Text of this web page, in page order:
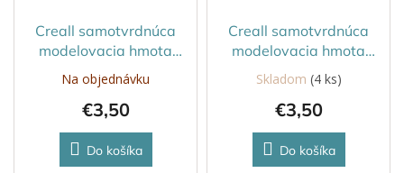
Creall samotvrdnúca
modelovacia hmota
DO&DRY 500g Biela
Na objednávku
€3,50
Do košíka
Creall samotvrdnúca
modelovacia hmota
DO&DRY 500g Terakota
Skladom (4 ks)
€3,50
Do košíka